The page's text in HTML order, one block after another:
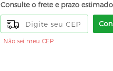
Consulte o frete e prazo
Não sei meu CEP